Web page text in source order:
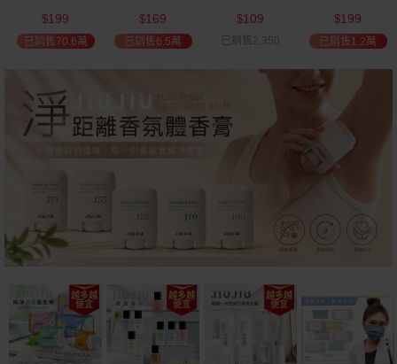
選 全新包裝
$199
已銷售70.6萬
$169
已銷售6.5萬
(600ml)
$109
已銷售2,350
$199
已銷售1.2萬